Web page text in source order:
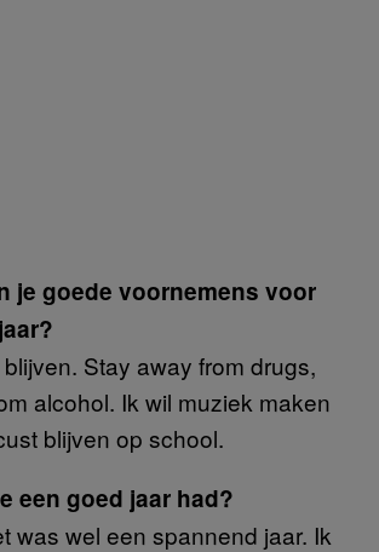
je goede voornemens voor
Stay away from drugs,
alcohol. Ik wil muziek maken
blijven op school.
een goed jaar had?
was wel een spannend jaar. Ik